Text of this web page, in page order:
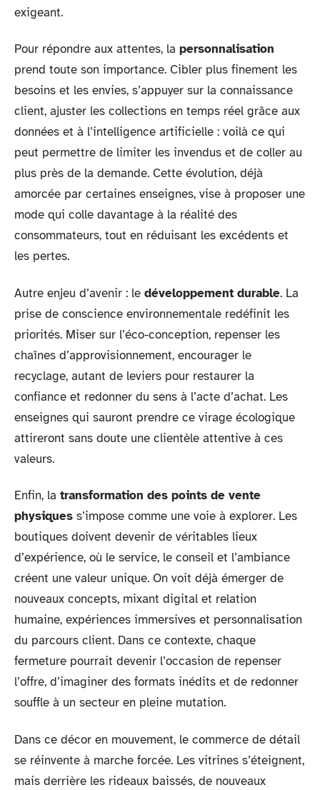
exigeant.
Pour répondre aux attentes, la personnalisation
prend toute son importance. Cibler plus finement les
besoins et les envies, s’appuyer sur la connaissance
client, ajuster les collections en temps réel grâce aux
données et à l’intelligence artificielle : voilà ce qui
peut permettre de limiter les invendus et de coller au
plus près de la demande. Cette évolution, déjà
amorcée par certaines enseignes, vise à proposer une
mode qui colle davantage à la réalité des
consommateurs, tout en réduisant les excédents et
les pertes.
Autre enjeu d’avenir : le développement durable. La
prise de conscience environnementale redéfinit les
priorités. Miser sur l’éco-conception, repenser les
chaînes d’approvisionnement, encourager le
recyclage, autant de leviers pour restaurer la
confiance et redonner du sens à l’acte d’achat. Les
enseignes qui sauront prendre ce virage écologique
attireront sans doute une clientèle attentive à ces
valeurs.
Enfin, la transformation des points de vente
physiques s’impose comme une voie à explorer. Les
boutiques doivent devenir de véritables lieux
d’expérience, où le service, le conseil et l’ambiance
créent une valeur unique. On voit déjà émerger de
nouveaux concepts, mixant digital et relation
humaine, expériences immersives et personnalisation
du parcours client. Dans ce contexte, chaque
fermeture pourrait devenir l’occasion de repenser
l’offre, d’imaginer des formats inédits et de redonner
souffle à un secteur en pleine mutation.
Dans ce décor en mouvement, le commerce de détail
se réinvente à marche forcée. Les vitrines s’éteignent,
mais derrière les rideaux baissés, de nouveaux